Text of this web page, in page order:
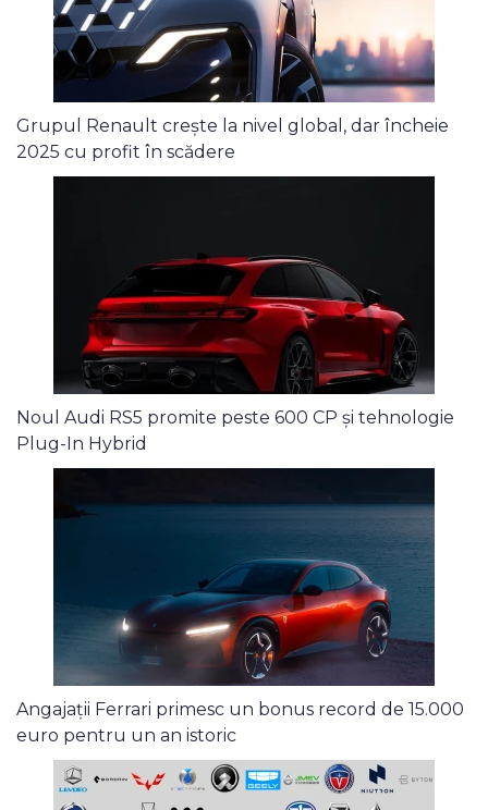
Grupul Renault crește la nivel global, dar încheie
2025 cu profit în scădere
Noul Audi RS5 promite peste 600 CP și tehnologie
Plug-In Hybrid
Angajații Ferrari primesc un bonus record de 15.000
euro pentru un an istoric